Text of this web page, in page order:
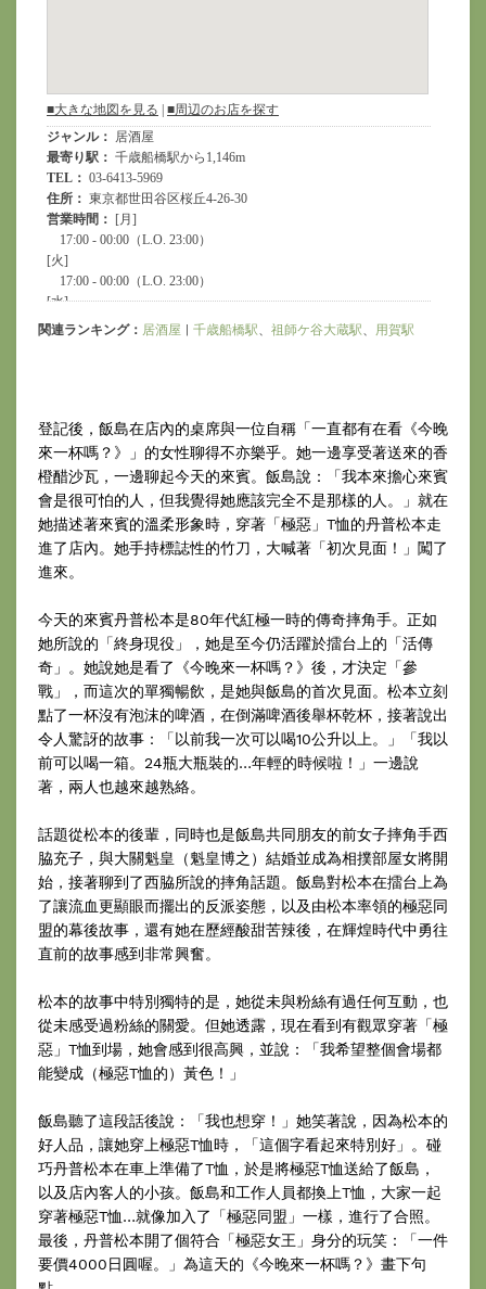
関連ランキング： 居酒屋 | 千歳船橋駅 祖師ケ谷大蔵駅 用賀駅
登記後，飯島在店內的桌席與一位自稱「一直都有在看《今晚
來一杯嗎？》」的女性聊得不亦樂乎。她一邊享受著送來的香
橙醋沙瓦，一邊聊起今天的來賓。飯島說：「我本來擔心來賓
會是很可怕的人，但我覺得她應該完全不是那樣的人。」就在
她描述著來賓的溫柔形象時，穿著「極惡」T恤的丹普松本走
進了店內。她手持標誌性的竹刀，大喊著「初次見面！」闖了
進來。
今天的來賓丹普松本是80年代紅極一時的傳奇摔角手。正如
她所說的「終身現役」，她是至今仍活躍於擂台上的「活傳
奇」。她說她是看了《今晚來一杯嗎？》後，才決定「參
戰」，而這次的單獨暢飲，是她與飯島的首次見面。松本立刻
點了一杯沒有泡沫的啤酒，在倒滿啤酒後舉杯乾杯，接著說出
令人驚訝的故事：「以前我一次可以喝10公升以上。」「我以
前可以喝一箱。24瓶大瓶裝的…年輕的時候啦！」一邊說
著，兩人也越來越熟絡。
話題從松本的後輩，同時也是飯島共同朋友的前女子摔角手西
脇充子，與大關魁皇（魁皇博之）結婚並成為相撲部屋女將開
始，接著聊到了西脇所說的摔角話題。飯島對松本在擂台上為
了讓流血更顯眼而擺出的反派姿態，以及由松本率領的極惡同
盟的幕後故事，還有她在歷經酸甜苦辣後，在輝煌時代中勇往
直前的故事感到非常興奮。
松本的故事中特別獨特的是，她從未與粉絲有過任何互動，也
從未感受過粉絲的關愛。但她透露，現在看到有觀眾穿著「極
惡」T恤到場，她會感到很高興，並說：「我希望整個會場都
能變成（極惡T恤的）黃色！」
飯島聽了這段話後說：「我也想穿！」她笑著說，因為松本的
好人品，讓她穿上極惡T恤時，「這個字看起來特別好」。碰
巧丹普松本在車上準備了T恤，於是將極惡T恤送給了飯島，
以及店內客人的小孩。飯島和工作人員都換上T恤，大家一起
穿著極惡T恤…就像加入了「極惡同盟」一樣，進行了合照。
最後，丹普松本開了個符合「極惡女王」身分的玩笑：「一件
要價4000日圓喔。」為這天的《今晚來一杯嗎？》畫下句